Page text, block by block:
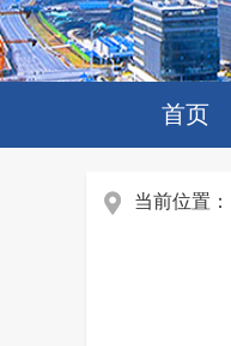
首页
当前位置：